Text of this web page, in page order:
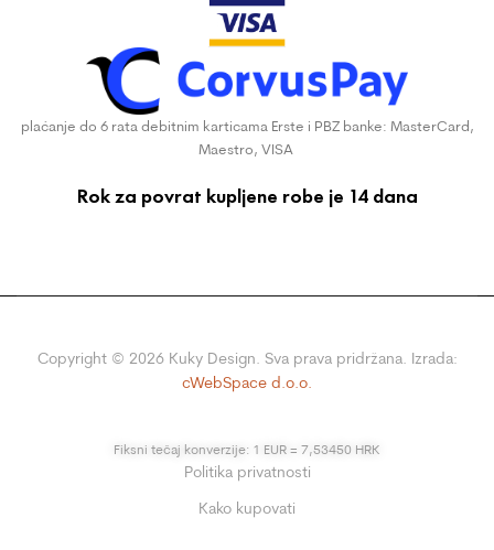
plaćanje do 6 rata debitnim karticama Erste i PBZ banke: MasterCard,
Maestro, VISA
Rok za povrat kupljene robe je 14 dana
Copyright © 2026Kuky Design. Sva prava pridržana. Izrada:
cWebSpace d.o.o.
Fiksni tečaj konverzije: 1 EUR = 7,53450 HRK
Politika privatnosti
Kako kupovati